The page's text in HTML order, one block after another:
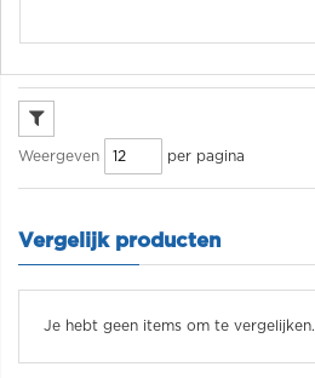
Weergeven per pagina
Vergelijk producten
Je hebt geen items om te vergelijken.